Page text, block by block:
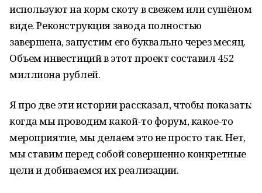
используют на корм скоту в свежем или сушёном
виде. Реконструкция завода полностью
завершена, запустим его буквально через месяц.
Объем инвестиций в этот проект составил 452
миллиона рублей.
Я про две эти истории рассказал, чтобы показать:
когда мы проводим какой-то форум, какое-то
мероприятие, мы делаем это не просто так. Нет,
мы ставим перед собой совершенно конкретные
цели и добиваемся их реализации.